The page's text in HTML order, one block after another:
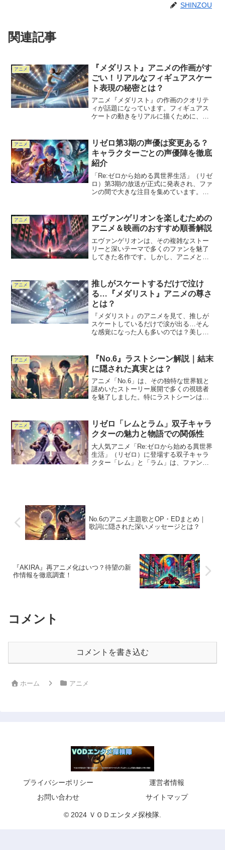
SHINZOU
関連記事
アニメ
『メダリスト』アニメの作画がす
ごい！リアルなフィギュアスケー
ト表現の秘密とは？
アニメ『メダリスト』の作画のクオリテ
ィが話題になっています。フィギュアス
ケートの動きをリアルに描くために、モ
います。この記事では、『メダリスト』
の作画のすごさとリアルな...
アニメ
リゼロ第3期の声優は変更ある？
キャラクターごとの声優陣を徹底
紹介
「Re:ゼロから始める異世界生活」（リゼ
ロ）第3期の放送が正式に発表され、ファ
ンの間で大きな注目を集めています。主
声優陣も発表されました。この記事で
は、リゼロ第3期の声優...
アニメ
エヴァンゲリオンを楽しむための
アニメ＆映画のおすすめ順番解説
エヴァンゲリオンは、その複雑なストー
リーと深いテーマで多くのファンを魅了
してきた名作です。しかし、アニメと映
の記事では、「エヴァンゲリオン」を最
大限に楽しむためのアニメ...
アニメ
推しがスケートするだけで泣け
る…『メダリスト』アニメの尊さ
とは？
『メダリスト』のアニメを見て、推しが
スケートしているだけで涙が出る…そん
な感覚になった人も多いのでは？美しい
詰まったこの作品は、まさに「尊い」と
いう言葉がふさわしいアニ...
アニメ
『No.6』ラストシーン解説｜結末
に隠された真実とは？
アニメ「No.6」は、その独特な世界観と
謎めいたストーリー展開で多くの視聴者
を魅了しました。特にラストシーンは視
巻き起こっています。シオンとネズミが
迎えた結末には、ただ...
アニメ
リゼロ「レムとラム」双子キャラ
クターの魅力と物語での関係性
大人気アニメ「Re:ゼロから始める異世界
生活」（リゼロ）に登場する双子キャラ
クター「レム」と「ラム」は、ファンか
No.6のアニメ主題歌とOP・EDまとめ｜
歌詞に隠された深いメッセージとは？
『AKIRA』再アニメ化はいつ？待望の新
作情報を徹底調査！
コメント
コメントを書き込む
ホーム アニメ
プライバシーポリシー
運営者情報
お問い合わせ
サイトマップ
© 2024 ＶＯＤエンタメ探検隊.